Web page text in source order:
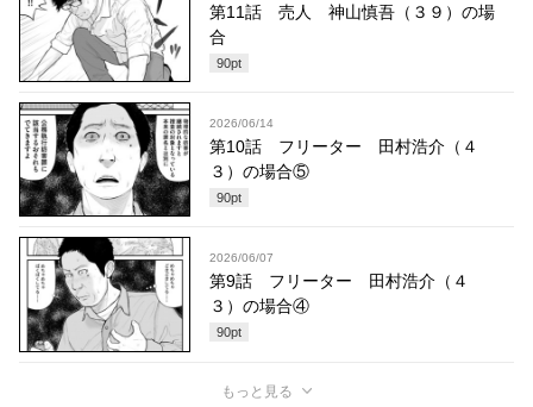
第11話 売人 神山慎吾（３９）の場
合
90pt
2026/06/14
第10話 フリーター 田村浩介（４
３）の場合⑤
90pt
2026/06/07
第9話 フリーター 田村浩介（４
３）の場合④
90pt
もっと見る